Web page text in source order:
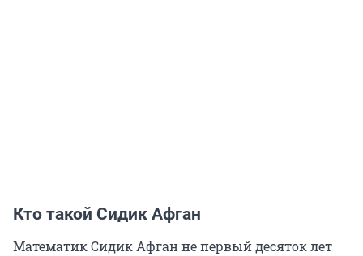
Кто такой Сидик Афган
Математик Сидик Афган не первый десяток лет